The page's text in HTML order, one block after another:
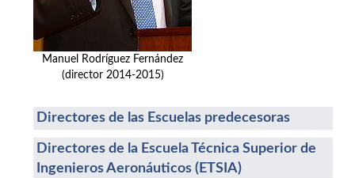
Manuel Rodríguez Fernández
(director 2014-2015)
Directores de las Escuelas predecesoras
Directores de la Escuela Técnica Superior de
Ingenieros Aeronáuticos (ETSIA)